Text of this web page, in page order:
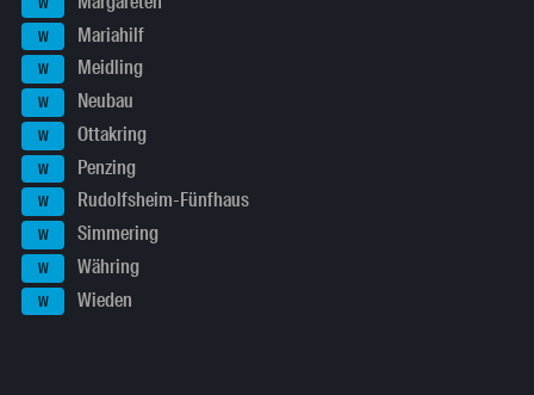
W Mariahilf
W Meidling
W Neubau
W Ottakring
W Penzing
W Rudolfsheim-Fünfhaus
W Simmering
W Währing
W Wieden